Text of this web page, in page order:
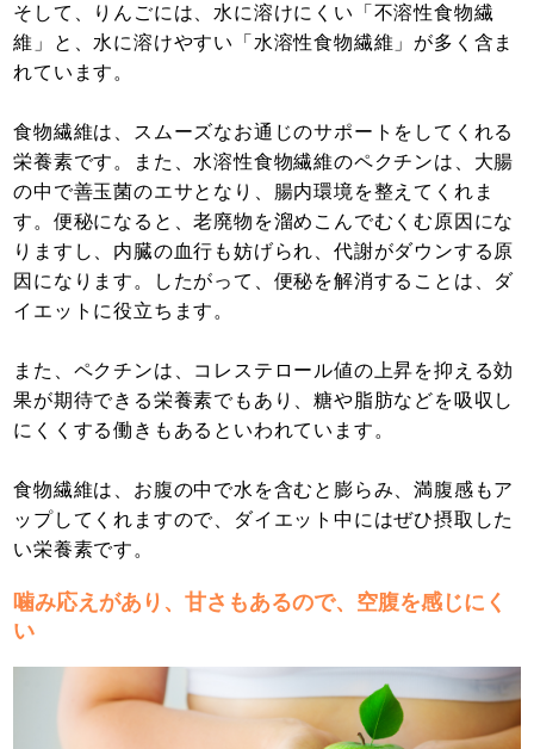
そして、りんごには、水に溶けにくい「不溶性食物繊
維」と、水に溶けやすい「水溶性食物繊維」が多く含ま
れています。
食物繊維は、スムーズなお通じのサポートをしてくれる
栄養素です。また、水溶性食物繊維のペクチンは、大腸
の中で善玉菌のエサとなり、腸内環境を整えてくれま
す。便秘になると、老廃物を溜めこんでむくむ原因にな
りますし、内臓の血行も妨げられ、代謝がダウンする原
因になります。したがって、便秘を解消することは、ダ
イエットに役立ちます。
また、ペクチンは、コレステロール値の上昇を抑える効
果が期待できる栄養素でもあり、糖や脂肪などを吸収し
にくくする働きもあるといわれています。
食物繊維は、お腹の中で水を含むと膨らみ、満腹感もア
ップしてくれますので、ダイエット中にはぜひ摂取した
い栄養素です。
噛み応えがあり、甘さもあるので、空腹を感じにく
い